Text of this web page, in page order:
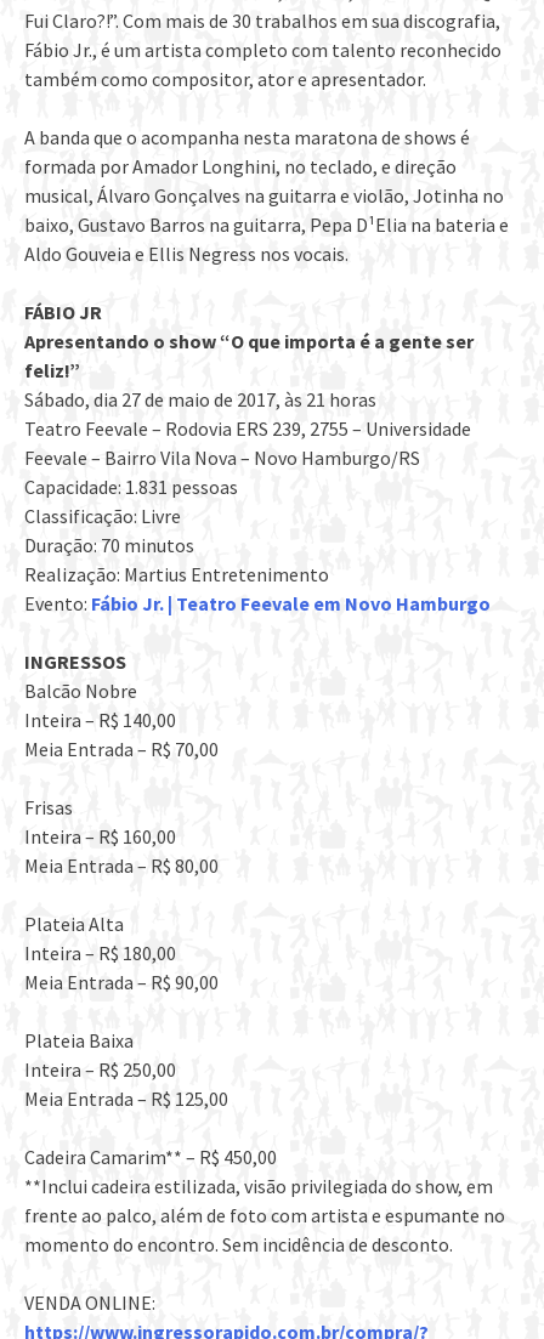
Fui Claro?!”. Com mais de 30 trabalhos em sua discografia,
Fábio Jr., é um artista completo com talento reconhecido
também como compositor, ator e apresentador.
A banda que o acompanha nesta maratona de shows é
formada por Amador Longhini, no teclado, e direção
musical, Álvaro Gonçalves na guitarra e violão, Jotinha no
baixo, Gustavo Barros na guitarra, Pepa D¹Elia na bateria e
Aldo Gouveia e Ellis Negress nos vocais.
FÁBIO JR
Apresentando o show “O que importa é a gente ser
feliz!”
Sábado, dia 27 de maio de 2017, às 21 horas
Teatro Feevale – Rodovia ERS 239, 2755 – Universidade
Feevale – Bairro Vila Nova – Novo Hamburgo/RS
Capacidade: 1.831 pessoas
Classificação: Livre
Duração: 70 minutos
Realização: Martius Entretenimento
Evento: Fábio Jr. | Teatro Feevale em Novo Hamburgo
INGRESSOS
Balcão Nobre
Inteira – R$ 140,00
Meia Entrada – R$ 70,00
Frisas
Inteira – R$ 160,00
Meia Entrada – R$ 80,00
Plateia Alta
Inteira – R$ 180,00
Meia Entrada – R$ 90,00
Plateia Baixa
Inteira – R$ 250,00
Meia Entrada – R$ 125,00
Cadeira Camarim** – R$ 450,00
**Inclui cadeira estilizada, visão privilegiada do show, em
frente ao palco, além de foto com artista e espumante no
momento do encontro. Sem incidência de desconto.
VENDA ONLINE:
https://www.ingressorapido.com.br/compra/?